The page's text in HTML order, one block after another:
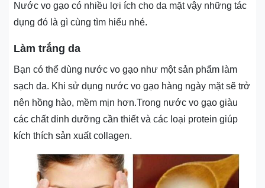
Nước vo gạo có nhiều lợi ích cho da mặt vậy những tác
dụng đó là gì cùng tìm hiểu nhé.
Làm trắng da
Bạn có thể dùng nước vo gạo như một sản phẩm làm
sạch da. Khi sử dụng nước vo gạo hàng ngày mặt sẽ trở
nên hồng hào, mềm mịn hơn.Trong nước vo gạo giàu
các chất dinh dưỡng cần thiết và các loại protein giúp
kích thích sản xuất collagen.